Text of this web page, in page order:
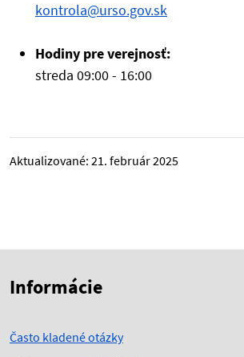
kontrola@urso.gov.sk
Hodiny pre verejnosť:
streda 09:00 - 16:00
Aktualizované: 21. február 2025
Informácie
Často kladené otázky